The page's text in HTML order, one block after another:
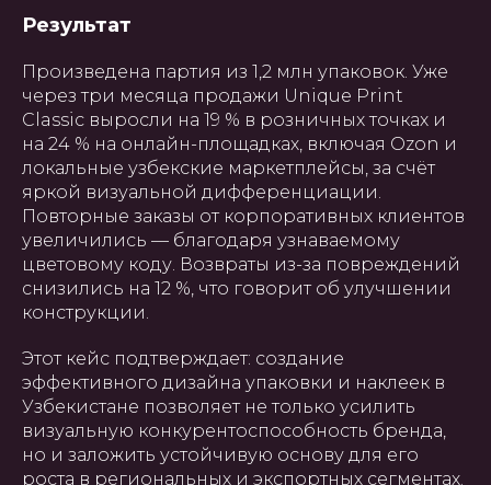
Результат
Произведена партия из 1,2 млн упаковок. Уже
через три месяца продажи Unique Print
Classic выросли на 19 % в розничных точках и
на 24 % на онлайн-площадках, включая Ozon и
локальные узбекские маркетплейсы, за счёт
яркой визуальной дифференциации.
Повторные заказы от корпоративных клиентов
увеличились — благодаря узнаваемому
цветовому коду. Возвраты из-за повреждений
снизились на 12 %, что говорит об улучшении
конструкции.
Этот кейс подтверждает: создание
эффективного дизайна упаковки и наклеек в
Узбекистане позволяет не только усилить
визуальную конкурентоспособность бренда,
но и заложить устойчивую основу для его
роста в региональных и экспортных сегментах.
Создание, поддержка и
ГЛАВНАЯ О НАС УПАКОВКА
ПОЛИГРАФИЯ
БАННЕРЫ INSTAGRAM ПРЕЗЕНТАЦИИ САЙТЫ
ПОЛЬЗОВАТЕЛЬСКОЕ
СОГЛАШЕНИЕ